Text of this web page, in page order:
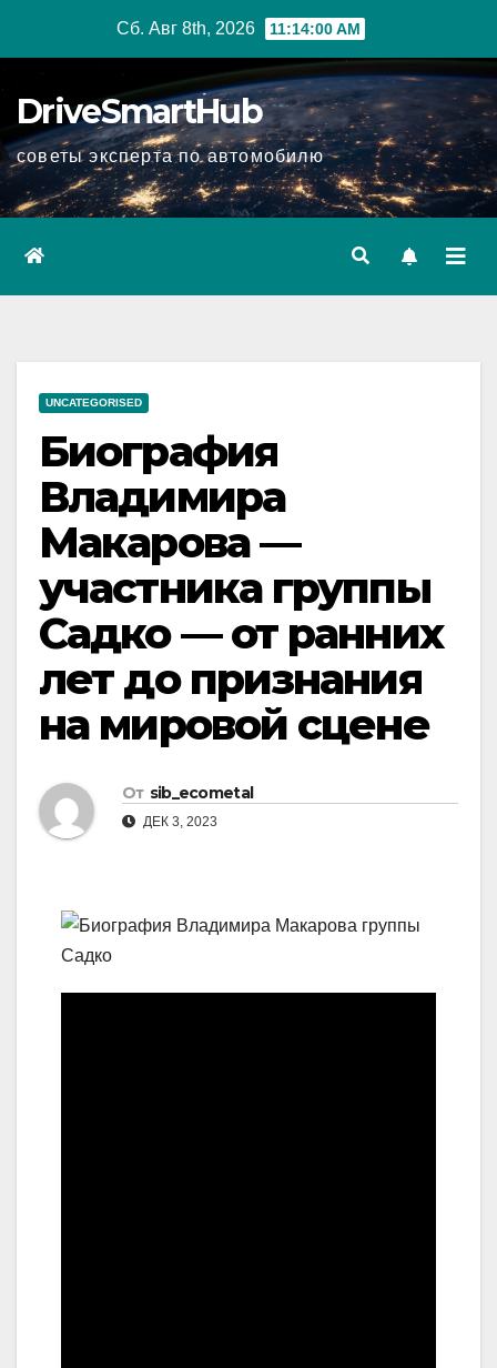
Сб. Авг 8th, 2026 11:14:01 AM
DriveSmartHub
советы эксперта по автомобилю
UNCATEGORISED
Биография
Владимира
Макарова —
участника группы
Садко — от ранних
лет до признания
на мировой сцене
От sib_ecometal
ДЕК 3, 2023